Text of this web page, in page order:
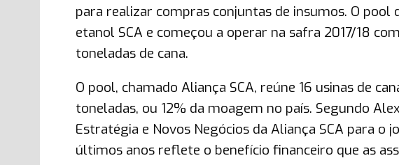
para realizar compras conjuntas de insumos. O
etanol SCA e começou a operar na safra 2017/18
toneladas de cana.
O pool, chamado Aliança SCA, reúne 16 usinas de
toneladas, ou 12% da moagem no país. Segundo
Estratégia e Novos Negócios da Aliança SCA para o
últimos anos reflete o benefício financeiro que as